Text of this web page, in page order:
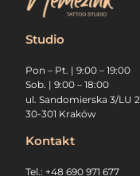
Studio
Pon – Pt. | 9:00 – 19:00
Sob. | 9:00 – 18:00
ul. Sandomierska 3/LU 2
30-301 Kraków
Kontakt
Tel.: +48 690 971 677